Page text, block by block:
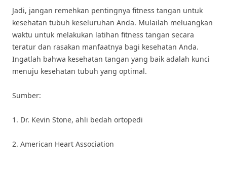
Jadi, jangan remehkan pentingnya fitness tangan untuk
kesehatan tubuh keseluruhan Anda. Mulailah meluangkan
waktu untuk melakukan latihan fitness tangan secara
teratur dan rasakan manfaatnya bagi kesehatan Anda.
Ingatlah bahwa kesehatan tangan yang baik adalah kunci
menuju kesehatan tubuh yang optimal.
Sumber:
1. Dr. Kevin Stone, ahli bedah ortopedi
2. American Heart Association